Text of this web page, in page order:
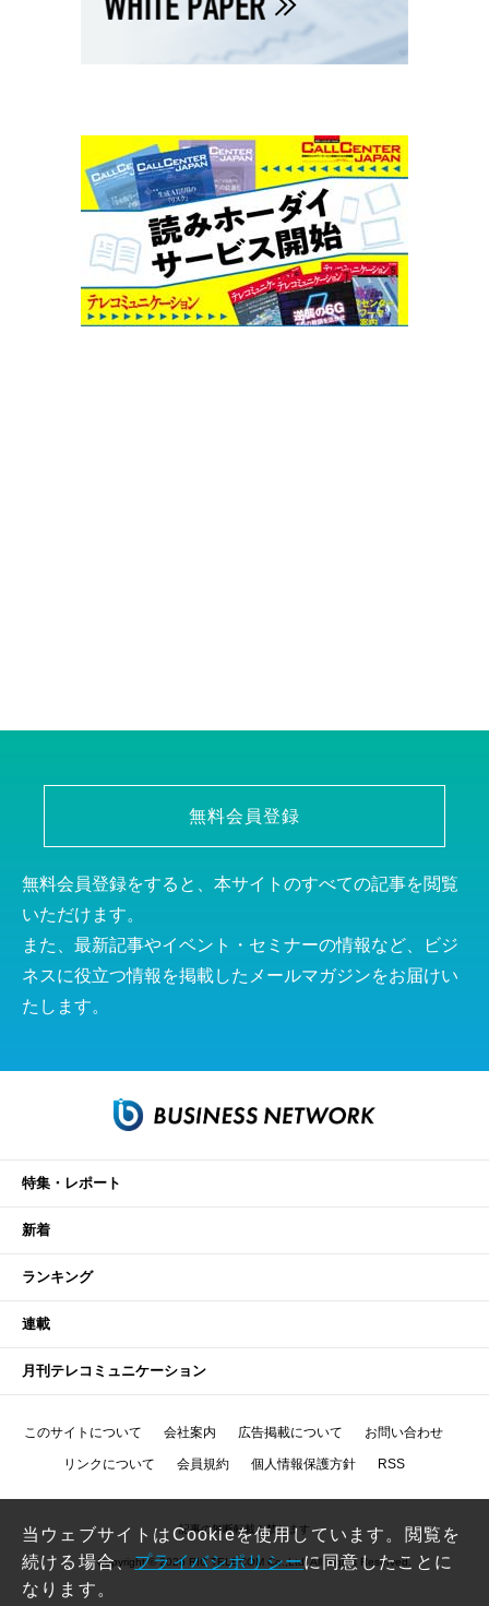
無料会員登録
無料会員登録をすると、本サイトのすべての記事を閲覧
いただけます。
また、最新記事やイベント・セミナーの情報など、ビジ
ネスに役立つ情報を掲載したメールマガジンをお届けい
たします。
特集・レポート
新着
ランキング
連載
月刊テレコミュニケーション
このサイトについて 会社案内 広告掲載について お問い合わせ
リンクについて 会員規約 個人情報保護方針 RSS
記事の無断転載を禁じます
Copyright © 2026 RIC TELECOM Co.,Ltd. All Rights Reserved.
当ウェブサイトはCookieを使用しています。閲覧を
続ける場合、プライバシポリシーに同意したことに
なります。